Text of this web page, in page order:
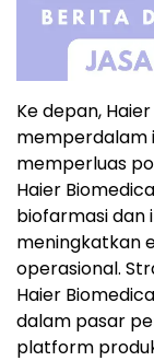
Ke depan,
memperdalam
memperluas
Haier
biofarmasi dan
meningkatkan
operasional.
Haier
dalam pasar
platform